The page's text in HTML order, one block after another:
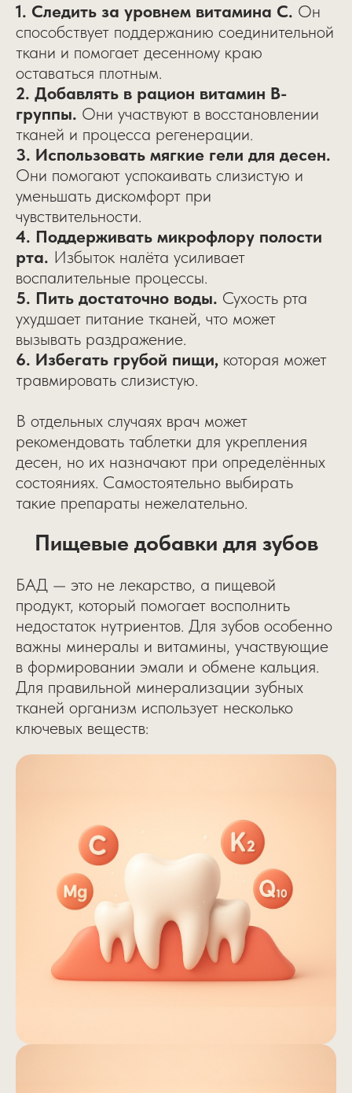
1. Следить за уровнем витамина C. Он
способствует поддержанию соединительной
ткани и помогает десенному краю
оставаться плотным.
2. Добавлять в рацион витамин B-
группы. Они участвуют в восстановлении
тканей и процесса регенерации.
3. Использовать мягкие гели для десен.
Они помогают успокаивать слизистую и
уменьшать дискомфорт при
чувствительности.
4. Поддерживать микрофлору полости
рта. Избыток налёта усиливает
воспалительные процессы.
5. Пить достаточно воды. Сухость рта
ухудшает питание тканей, что может
вызывать раздражение.
6. Избегать грубой пищи, которая может
травмировать слизистую.
В отдельных случаях врач может
рекомендовать таблетки для укрепления
десен, но их назначают при определённых
состояниях. Самостоятельно выбирать
такие препараты нежелательно.
Пищевые добавки для зубов
БАД — это не лекарство, а пищевой
продукт, который помогает восполнить
недостаток нутриентов. Для зубов особенно
важны минералы и витамины, участвующие
в формировании эмали и обмене кальция.
Для правильной минерализации зубных
тканей организм использует несколько
ключевых веществ: